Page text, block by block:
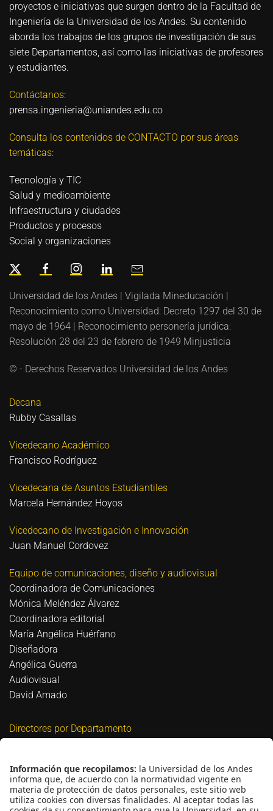
proyectos e iniciativas que surgen dentro de la Facultad de
Ingeniería de la Universidad de los Andes. Su contenido
aborda los trabajos de los grupos de investigación de sus
siete Departamentos, así como las iniciativas de profesores
y estudiantes.
Contáctanos:
prensa.ingenieria@uniandes.edu.co
Consulta los contenidos de CONTACTO por sus áreas
temáticas:
Tecnología y TIC
Salud y medioambiente
Infraestructura y ciudades
Productos y procesos
Social y organizaciones
Universidad de los Andes | Vigilada Mineducación |
Reconocimiento como Universidad: Decreto 1297 del 30 de
mayo de 1964 | Reconocimiento personería jurídica:
Resolución 28 del 23 de febrero de 1949 Minjusticia
© - Derechos Reservados Universidad de los Andes
Decana
Rubby Casallas
Vicedecano Académico
Francisco Rodríguez
Vicedecana de Asuntos Estudiantiles
Marcela Hernández Hoyos
Vicedecano de Investigación e Innovación
Juan Manuel Cordovez
Equipo de comunicaciones, diseño y audiovisual
Coordinadora de Comunicaciones
Mónica Meléndez Álvarez
Coordinadora editorial
María Angélica Huérfano
Diseñadora
Angélica Guerra
Audiovisual
David Amado
Directores por Departamento
Civil y Ambiental
Nicolás Estrada Mejía